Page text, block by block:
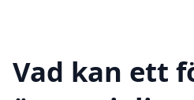
Vad kan ett